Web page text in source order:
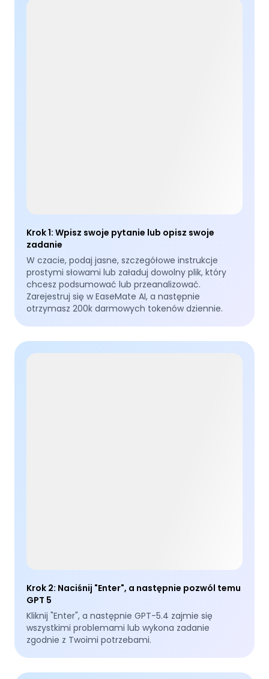
Krok 1:Wpisz swoje pytanie lub opisz swoje
zadanie
W czacie, podaj jasne, szczegółowe instrukcje
prostymi słowami lub załaduj dowolny plik, który
chcesz podsumować lub przeanalizować.
Zarejestruj się w EaseMate AI, a następnie
otrzymasz 200k darmowych tokenów dziennie.
Krok 2: Naciśnij "Enter", a następnie pozwól temu
GPT 5
Kliknij "Enter", a następnie GPT-5.4 zajmie się
wszystkimi problemami lub wykona zadanie
zgodnie z Twoimi potrzebami.